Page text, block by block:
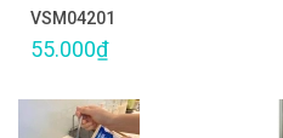
VSM04201
55.000₫